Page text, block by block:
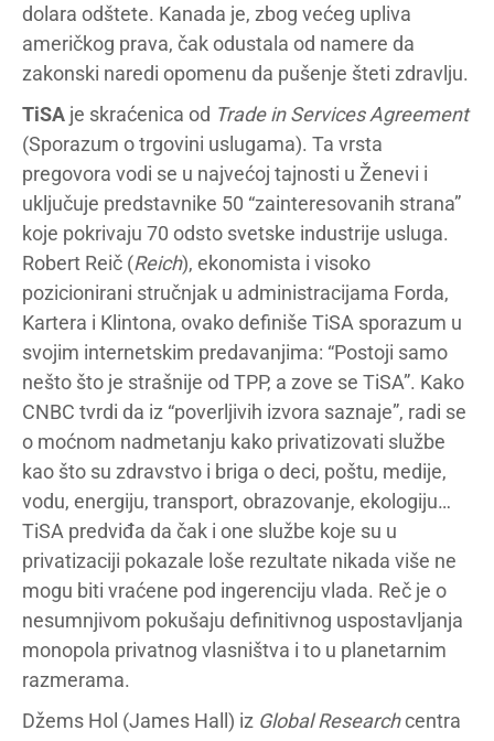
dolara odštete. Kanada je, zbog većeg upliva
američkog prava, čak odustala od namere da
zakonski naredi opomenu da pušenje šteti zdravlju.
TiSA je skraćenica od Trade in Services Agreement
(Sporazum o trgovini uslugama). Ta vrsta
pregovora vodi se u najvećoj tajnosti u Ženevi i
uključuje predstavnike 50 “zainteresovanih strana”
koje pokrivaju 70 odsto svetske industrije usluga.
Robert Reič (Reich), ekonomista i visoko
pozicionirani stručnjak u administracijama Forda,
Kartera i Klintona, ovako definiše TiSA sporazum u
svojim internetskim predavanjima: “Postoji samo
nešto što je strašnije od TPP, a zove se TiSA”. Kako
CNBC tvrdi da iz “poverljivih izvora saznaje”, radi se
o moćnom nadmetanju kako privatizovati službe
kao što su zdravstvo i briga o deci, poštu, medije,
vodu, energiju, transport, obrazovanje, ekologiju…
TiSA predviđa da čak i one službe koje su u
privatizaciji pokazale loše rezultate nikada više ne
mogu biti vraćene pod ingerenciju vlada. Reč je o
nesumnjivom pokušaju definitivnog uspostavljanja
monopola privatnog vlasništva i to u planetarnim
razmerama.
Džems Hol (James Hall) iz Global Researchcentra